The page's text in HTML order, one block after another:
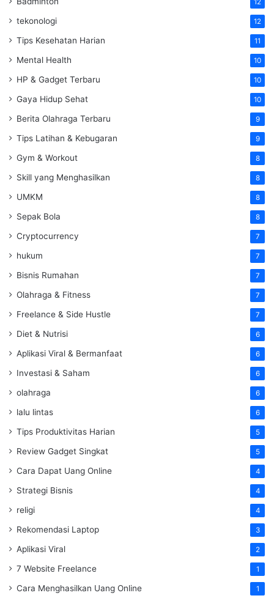
12
tekonologi 12
Tips Kesehatan Harian 11
Mental Health 10
HP & Gadget Terbaru 10
Gaya Hidup Sehat 10
Berita Olahraga Terbaru 9
Tips Latihan & Kebugaran 9
Gym & Workout 8
Skill yang Menghasilkan 8
UMKM 8
Sepak Bola 8
Cryptocurrency 7
hukum 7
Bisnis Rumahan 7
Olahraga & Fitness 7
Freelance & Side Hustle 7
Diet & Nutrisi 6
Aplikasi Viral & Bermanfaat 6
Investasi & Saham 6
olahraga 6
lalu lintas 6
Tips Produktivitas Harian 5
Review Gadget Singkat 5
Cara Dapat Uang Online 4
Strategi Bisnis 4
religi 4
Rekomendasi Laptop 3
Aplikasi Viral 2
7 Website Freelance 1
Cara Menghasilkan Uang Online 1